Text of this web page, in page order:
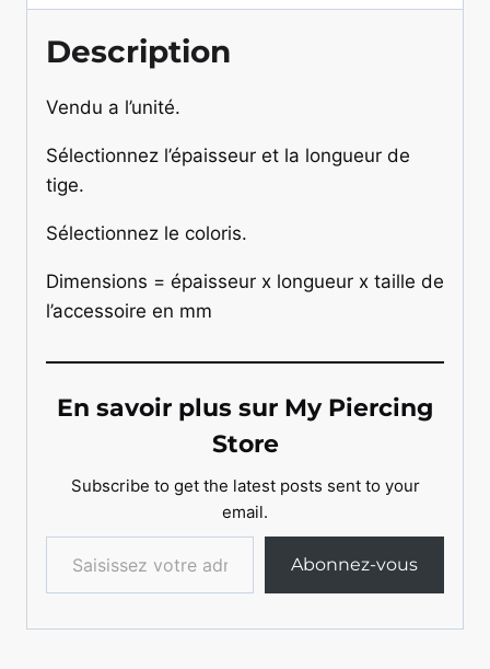
Description
Vendu a l’unité.
Sélectionnez l’épaisseur et la longueur de
tige.
Sélectionnez le coloris.
Dimensions = épaisseur x longueur x taille de
l’accessoire en mm
En savoir plus sur My Piercing
Store
Subscribe to get the latest posts sent to your
email.
Saisissez votre adresse e-mail…
Abonnez-vous